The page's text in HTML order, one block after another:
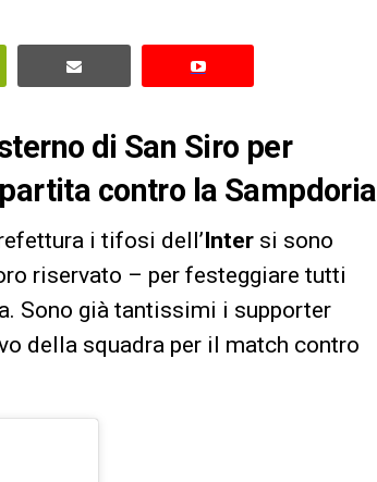
di San Siro per
contro la Sampdoria
i tifosi dell’Inter si sono
riservato – per festeggiare tutti
Sono già tantissimi i supporter
della squadra per il match contro